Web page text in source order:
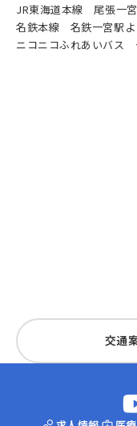
JR東海道本線 尾張一
名鉄本線 名鉄一宮駅
ニコニコふれあいバ
交通